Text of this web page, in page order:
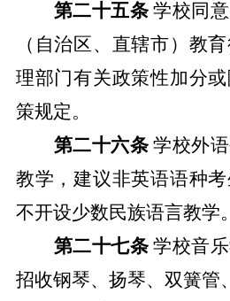
第二十五条学校同
（自治区、直辖市）教
理部门有关政策性加分
策规定。
第二十六条学校外
教学，建议非英语语种
不开设少数民族语言教学。
第二十七条学校音
招收钢琴、扬琴、双簧管